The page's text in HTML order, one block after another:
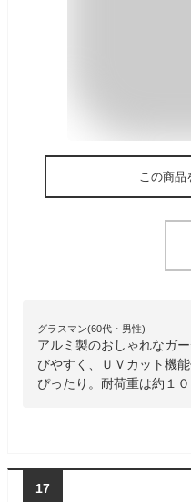
この商品
グラスマン(60代・男性)
アルミ製のおしゃれなガ
びやすく、ＵＶカット機
ぴったり。耐荷重は約１
17